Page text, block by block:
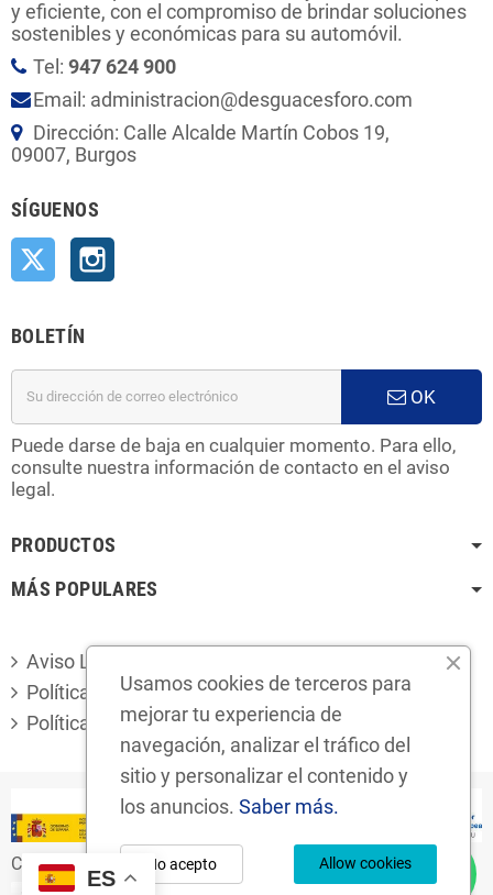
ES
y eficiente, con el compromiso de brindar soluciones
sostenibles y económicas para su automóvil.
Tel: 947 624 900
Email: administracion@desguacesforo.com
Dirección: Calle Alcalde Martín Cobos 19,
09007, Burgos
SÍGUENOS
Twitter
BOLETÍN
OK
Puede darse de baja en cualquier momento. Para ello,
consulte nuestra información de contacto en el aviso
legal.
PRODUCTOS
MÁS POPULARES
Aviso Legal
Política de privacidad
Política de cookies
Copyright © 2024 Desguaces Foro S.L.
Usamos cookies de terceros para
mejorar tu experiencia de
navegación, analizar el tráfico del
sitio y personalizar el contenido y
los anuncios. Saber más.
Allow cookies
No acepto